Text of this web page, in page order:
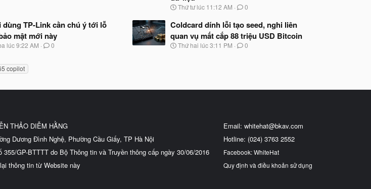
N
à
y
b
ắ
Thứ tư lúc 11:12 AM 0
TP-Link cần chú ý tới lỗ
mật mới này
lúc 9:22 AM 0
Coldcard dính lỗi tạo seed, nghi liên
quan vụ mất cắp 88 triệu USD Bitcoin
N
Thứ hai lúc 3:11 PM 0
copilot
THẢO DIỄM HẰNG
Dương Đình Nghệ, Phường Cầu Giấy, TP Hà Nội
GP-BTTTT do Bộ Thông tin và Truyền thông cấp ngày 30/06/2016
thông tin từ Website này
Email: whitehat@bkav.com
Hotline: (024) 3763 2552
Facebook: WhiteHat
Quy định và điều khoản sử dụng